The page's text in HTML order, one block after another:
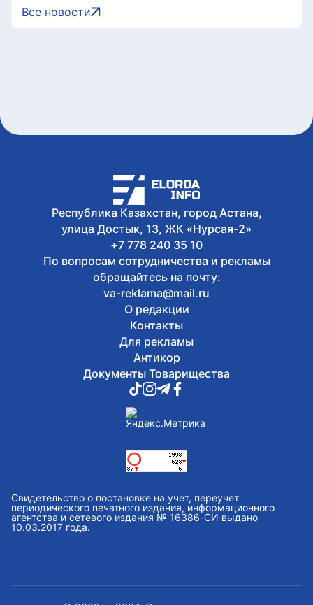
Сегодня, 15:47
В Казахстане объявили конкурс
Сегодня, 15:07
Стартовала продажа билетов на
юношеские Олимпийские игры
Дакар-2026
Все новости
Республика Казахстан, город Астана,
улица Достык, 13, ЖК «Нурсая-2»
+7 778 240 35 10
По вопросам сотрудничества и рекламы
обращайтесь на почту:
va-reklama@mail.ru
О редакции
Контакты
Для рекламы
Антикор
Документы Товарищества
Свидетельство о постановке на учет, переучет
периодического печатного издания, информационного
агентства и сетевого издания № 16386-СИ выдано
10.03.2017 года.